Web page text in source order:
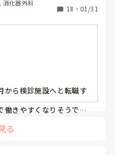
化器外科
18 ・ 01/31
から検診施設へと転職す
働きやすくなりそうです
る